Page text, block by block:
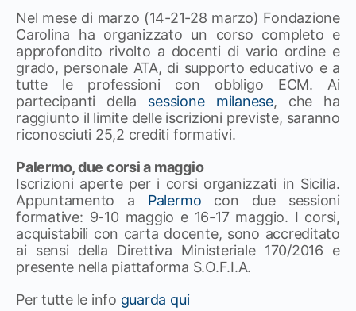
Nel mese di marzo (14-21-28 marzo) Fondazione
Carolina ha organizzato un corso completo e
approfondito rivolto a docenti di vario ordine e
grado, personale ATA, di supporto educativo e a
tutte le professioni con obbligo ECM. Ai
partecipanti della sessione milanese, che ha
raggiunto il limite delle iscrizioni previste, saranno
riconosciuti 25,2 crediti formativi.
Palermo, due corsi a maggio
Iscrizioni aperte per i corsi organizzati in Sicilia.
Appuntamento a Palermo con due sessioni
formative: 9-10 maggio e 16-17 maggio. I corsi,
acquistabili con carta docente, sono accreditato
ai sensi della Direttiva Ministeriale 170/2016 e
presente nella piattaforma S.O.F.I.A.
Per tutte le info guarda qui